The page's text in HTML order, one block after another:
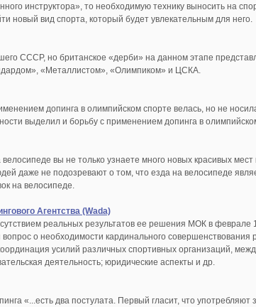
инструктора», то необходимую технику выносить на
новый вид спорта, который будет увлекательным для него.
СССР, но британское «дерби» на данном этапе
«Металлистом», «Олимпиком» и ЦСКА.
допинга в олимпийском спорте велась, но не
выделил и борьбу с применением допинга в
вы не только узнаете много новых красивых
даже не подозревают о том, что езда на велосипеде
на велосипеде.
Агентства (Wada)
реальных результатов ее решения МОК в феврале
о необходимости кардинального
усилий различных спортивных организаций,
деятельность; юридические аспекты и др.
«...есть два постулата. Первый гласит, что